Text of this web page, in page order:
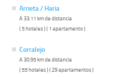
Arrieta / Haria
A 33.11 km de distancia
( 5 hoteles ) ( 1 apartamento )
Corralejo
A 30.95 km de distancia
( 55 hoteles ) ( 29 apartamentos )